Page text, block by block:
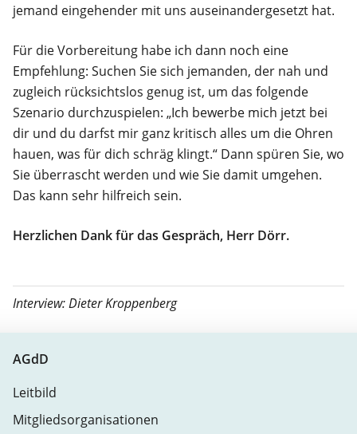
jemand eingehender mit uns auseinandergesetzt hat.
Für die Vorbereitung habe ich dann noch eine
Empfehlung: Suchen Sie sich jemanden, der nah und
zugleich rücksichtslos genug ist, um das folgende
Szenario durchzuspielen: „Ich bewerbe mich jetzt bei
dir und du darfst mir ganz kritisch alles um die Ohren
hauen, was für dich schräg klingt.“ Dann spüren Sie, wo
Sie überrascht werden und wie Sie damit umgehen.
Das kann sehr hilfreich sein.
Herzlichen Dank für das Gespräch, Herr Dörr.
Interview: Dieter Kroppenberg
AGdD
Leitbild
Mitgliedsorganisationen